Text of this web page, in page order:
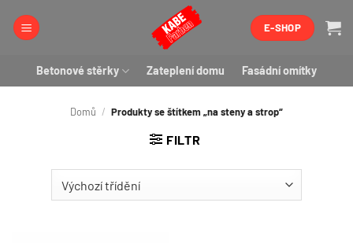
E-SHOP
Betonové stěrky Zateplení domu Fasádní omítky
Domů / Produkty se štítkem „na steny a strop“
FILTR